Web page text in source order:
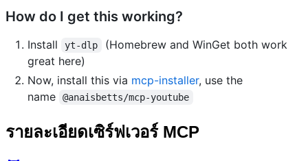
How do I get this working?
Install yt-dlp
(Homebrew and WinGet both work
great here)
Now, install this via mcp-installer, use the
name
@anaisbetts/mcp-youtube
รายละเอียดเซิร์ฟเวอร์ MCP